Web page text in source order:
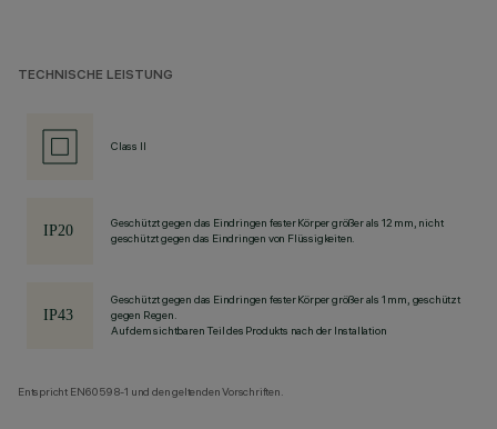
TECHNISCHE LEISTUNG
Class II
Geschützt gegen das Eindringen fester Körper größer als 12 mm, nicht
geschützt gegen das Eindringen von Flüssigkeiten.
Geschützt gegen das Eindringen fester Körper größer als 1 mm, geschützt
gegen Regen.
Auf dem sichtbaren Teil des Produkts nach der Installation
Entspricht EN60598-1 und den geltenden Vorschriften.